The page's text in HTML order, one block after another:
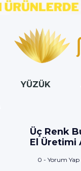
YÜZÜK
Üç Renk
El Üretimi
0 - Yorum Yap